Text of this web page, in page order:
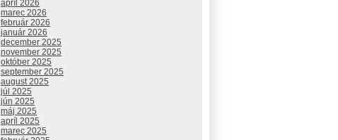
apríl 2026
marec 2026
február 2026
január 2026
december 2025
november 2025
október 2025
september 2025
august 2025
júl 2025
jún 2025
máj 2025
apríl 2025
marec 2025